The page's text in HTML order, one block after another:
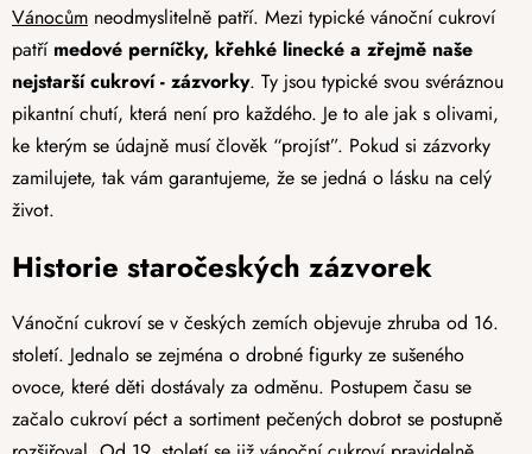
Vánocům neodmyslitelně patří. Mezi typické vánoční cukroví
patří medové perníčky, křehké linecké a zřejmě naše
nejstarší cukroví - zázvorky. Ty jsou typické svou svéráznou
pikantní chutí, která není pro každého. Je to ale jak s olivami,
ke kterým se údajně musí člověk “projíst”. Pokud si zázvorky
zamilujete, tak vám garantujeme, že se jedná o lásku na celý
život.
Historie staročeských zázvorek
Vánoční cukroví se v českých zemích objevuje zhruba od 16.
století. Jednalo se zejména o drobné figurky ze sušeného
ovoce, které děti dostávaly za odměnu. Postupem času se
začalo cukroví péct a sortiment pečených dobrot se postupně